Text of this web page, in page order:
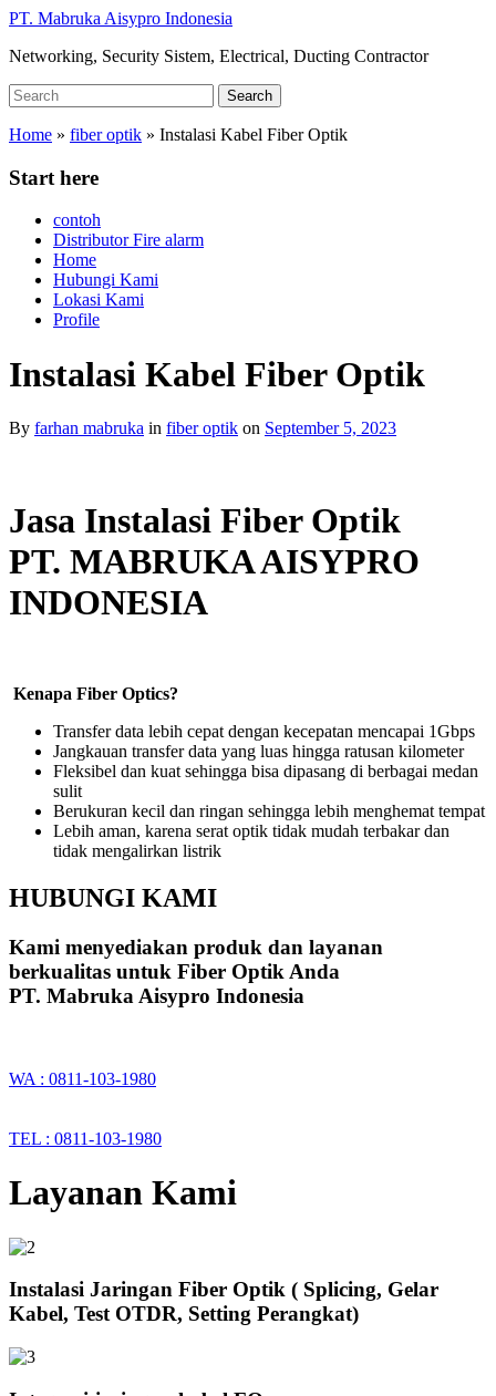
Skip
main
PT. Mabruka Aisypro Indonesia
Networking, Security Sistem, Electrical, Ducting Contractor
Search
for:
Search
Home » fiber optik » Instalasi Kabel Fiber Optik
Start here
contoh
Distributor Fire alarm
Home
Hubungi Kami
Lokasi Kami
Profile
Instalasi Kabel Fiber Optik
By farhan mabruka in fiber optik on September 5, 2023
Jasa Instalasi Fiber Optik
PT. MABRUKA AISYPRO
INDONESIA
Kenapa Fiber Optics?
Transfer data lebih cepat dengan kecepatan mencapai 1Gbps
Jangkauan transfer data yang luas hingga ratusan kilometer
Fleksibel dan kuat sehingga bisa dipasang di berbagai medan
sulit
Berukuran kecil dan ringan sehingga lebih menghemat tempat
Lebih aman, karena serat optik tidak mudah terbakar dan
tidak mengalirkan listrik
HUBUNGI KAMI
Kami menyediakan produk dan layanan
berkualitas untuk Fiber Optik Anda
PT. Mabruka Aisypro Indonesia
WA : 0811-103-1980
TEL : 0811-103-1980
Layanan Kami
Instalasi Jaringan Fiber Optik ( Splicing, Gelar
Kabel, Test OTDR, Setting Perangkat)